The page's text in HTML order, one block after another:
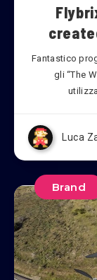
Fantastico
gli “The
Luca
Brand